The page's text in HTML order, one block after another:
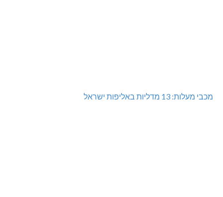
מכבי מעלות: 13 מדליות באליפות ישראל